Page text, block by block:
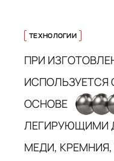
ТЕХНОЛОГИИ
ПРИ
ИСПОЛЬЗУЕТСЯ
ОСНОВЕ
ЛЕГИРУЮЩИМИ
МЕДИ,